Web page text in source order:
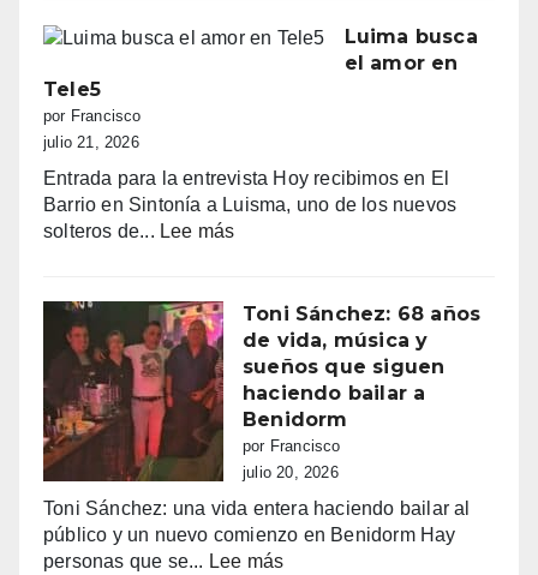
con
zonas
la
guerra
ilegales:
primeras
de
100.000
euros
recaudados”
Luima busca
el amor en
Tele5
por Francisco
julio 21, 2026
Entrada para la entrevista Hoy recibimos en El
Barrio en Sintonía a Luisma, uno de los nuevos
solteros de... Lee más:
el
amor
en
Tele5
Toni Sánchez: 68 años
de vida, música y
sueños que siguen
haciendo bailar a
Benidorm
por Francisco
julio 20, 2026
Toni Sánchez: una vida entera haciendo bailar al
público y un nuevo comienzo en Benidorm Hay
personas que se... Lee más: